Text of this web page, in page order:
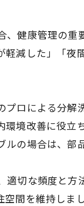
健康管理の
減した」「
ロによる分
境改善に役立
の場合は、部
切な頻度と
間を維持しまし
ちら
ちら